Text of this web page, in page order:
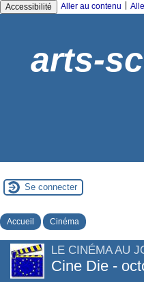
Accessibilité Aller au contenu
arts-
Se connecter
Accueil Cinéma
LE CINÉMA AU
Cine Die -